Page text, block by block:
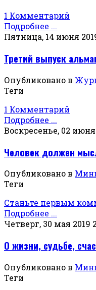
1 Комментарий
Подробнее ...
Пятница, 14 июня
Третий выпуск
Опубликовано в
Теги
1 Комментарий
Подробнее ...
Воскресенье, 02 июня
Человек должен
Опубликовано в
Теги
Станьте первым
Подробнее ...
Четверг, 30 мая 2019
О жизни, судьбе,
Опубликовано в
Теги